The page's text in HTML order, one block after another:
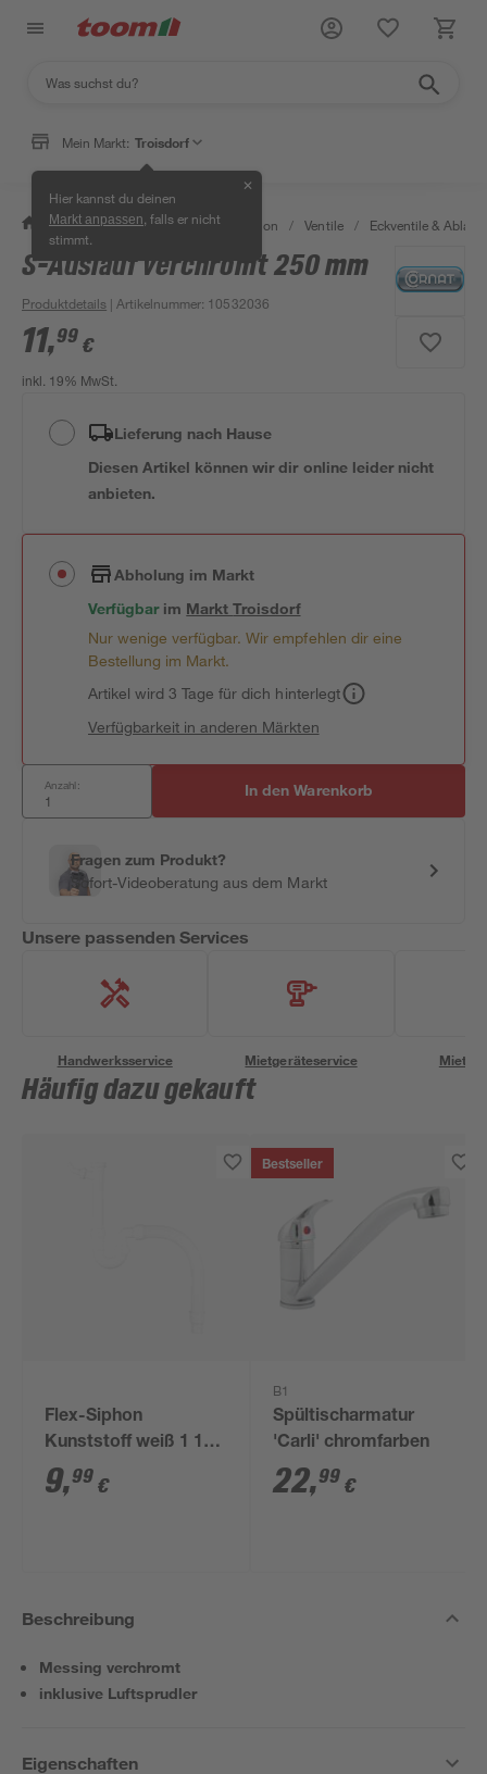
Mein Markt: Troisdorf
Hier kannst du deinen
Markt anpassen , falls er nicht
stimmt.
✕
/ Bad & Sanitär / Sanitärinstallation / Ventile / Eckventile &
S-Auslauf verchromt 250 mm
Produktdetails | Artikelnummer: 10532036
11,99 €
inkl. 19% MwSt.
Lieferung nach Hause
Diesen Artikel können wir dir online leider nicht
anbieten.
Abholung im Markt
Verfügbar im MarktTroisdorf
Nur wenige verfügbar. Wir empfehlen dir eine
Bestellung im Markt.
Artikel wird 3 Tage für dich hinterlegt
Verfügbarkeit in anderen Märkten
Anzahl: In den Warenkorb
Fragen zum Produkt?
Sofort-Videoberatung aus dem Markt
Unsere passenden Services
Handwerksservice Mietgeräteservice
Häufig dazu gekauft
Flex-Siphon
Kunststoff weiß 1 1/2'
x 40/50 mm
9,99 €
Bestseller
B1
Spültischarmatur
'Carli' chromfarben
22,99 €
Beschreibung
Messing verchromt
inklusive Luftsprudler
Eigenschaften